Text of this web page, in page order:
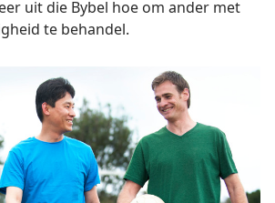
uit die Bybel hoe om ander met
te behandel.